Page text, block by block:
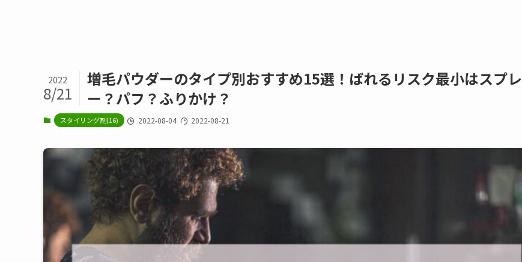
増毛パウダーのタイプ別おすすめ15選！ばれるリスク最小はスプレ
ー？パフ？ふりかけ？
2022
8/21
スタイリング剤(16) 2022-08-04 2022-08-21